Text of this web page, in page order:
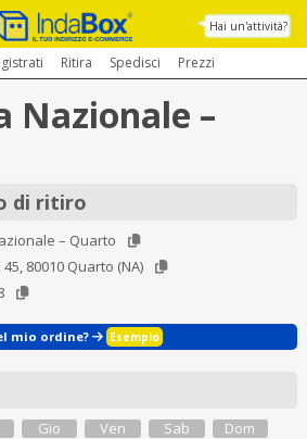
Hai un'attività?
Ritira Spedisci Prezzi
Nazionale –
di ritiro
– Quarto
80010 Quarto (NA)
mio ordine? Esempio
Gio
Ven
Sab
Dom